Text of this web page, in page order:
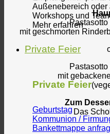
Außenebereich oder
Workshops und
Mehr erfahren
Private Feier
Private Feier
Geburtstag
Kommunion /
Bankettmappe
mit geschmorten
mit
Zum
Das